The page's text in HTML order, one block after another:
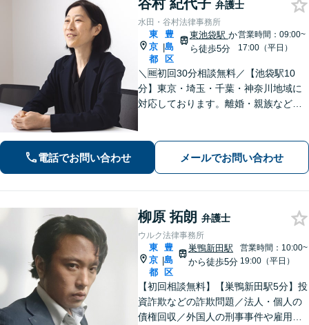
谷村 紀代子 弁護士
水田・谷村法律事務所
東
京
都
|
豊
島
区
東池袋駅 か
ら徒歩5分
営業時間：09:00~
17:00（平日）
＼🆓初回30分相談無料／【池袋駅10
分】東京・埼玉・千葉・神奈川地域に
対応しております。離婚・親族などの
庭内、学校内、職場内でのいじめ・ハ
ラスメントに積極対応。
電話でお問い合わせ メールでお問い合わせ
柳原 拓朗 弁護士
ウルク法律事務所
東
京
都
|
豊
島
区
巣鴨新田駅
から徒歩5分
営業時間：10:00~
19:00（平日）
【初回相談無料】【巣鴨新田駅5分】投
資詐欺などの詐欺問題／法人・個人の
債権回収／外国人の刑事事件や雇用問